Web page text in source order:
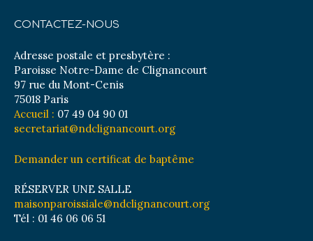
CONTACTEZ-NOUS
Adresse postale et presbytère :
Paroisse Notre-Dame de Clignancourt
97 rue du Mont-Cenis
75018 Paris
Accueil : 07 49 04 90 01
secretariat@ndclignancourt.org
Demander un certificat de baptême
RÉSERVER UNE SALLE
maisonparoissiale@ndclignancourt.org
Tél : 01 46 06 06 51